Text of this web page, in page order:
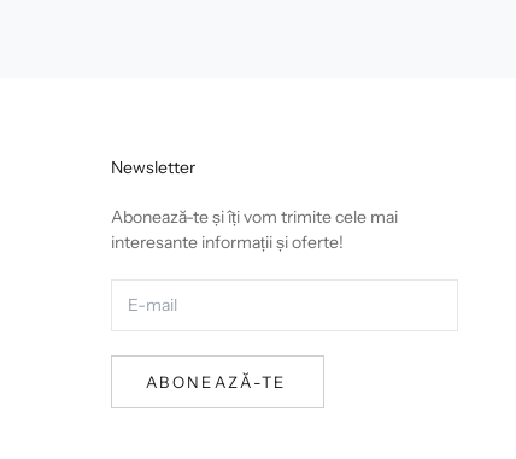
Newsletter
Abonează-te și îți vom trimite cele mai
interesante informații și oferte!
ABONEAZĂ-TE